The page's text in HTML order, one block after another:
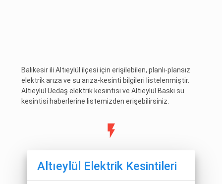
Balıkesir ili Altıeylül ilçesi için erişilebilen, planlı-plansız
elektrik arıza ve su arıza-kesinti bilgileri listelenmiştir.
Altıeylül Uedaş elektrik kesintisi ve Altıeylül Baski su
kesintisi haberlerine listemizden erişebilirsiniz.
Altıeylül Elektrik Kesintileri